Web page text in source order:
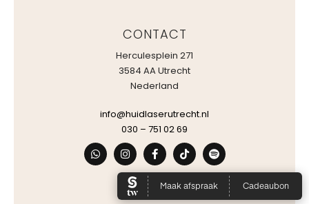
CONTACT
Herculesplein 271
3584 AA Utrecht
Nederland
info@huidlaserutrecht.nl
030 – 751 02 69